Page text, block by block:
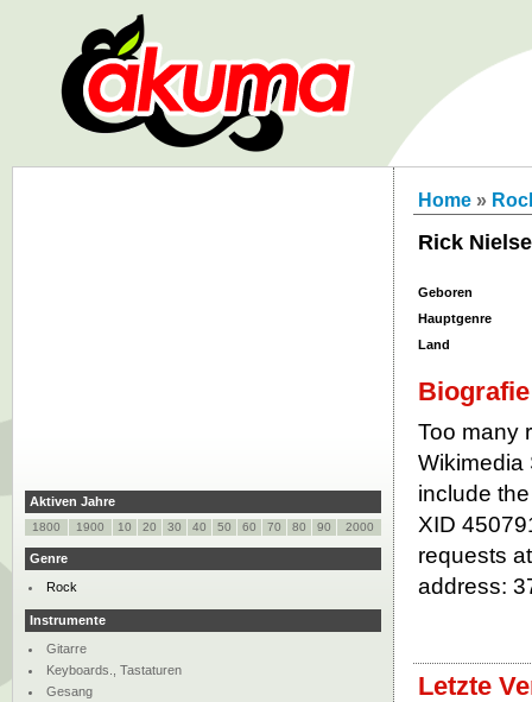
Home »
Rick
Geboren
Hauptgenre
Land
Biografie
Too many
Wikimedia
include
XID
requests
address:
Letzte
Aktiven Jahre
1800 1900 10 20 30 40 50 60 70 80 90 2000
Genre
Rock
Instrumente
Gitarre
Keyboards., Tastaturen
Gesang